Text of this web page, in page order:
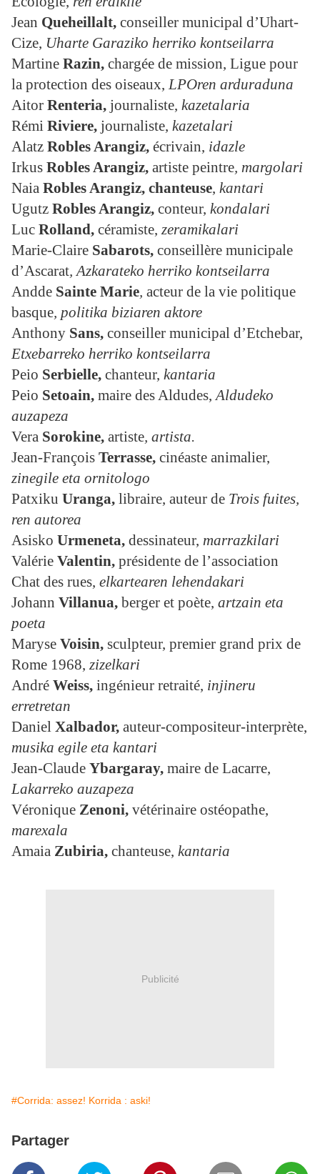
Jean Queheillalt, conseiller municipal d’Uhart-
Cize, Uharte Garaziko herriko kontseilarra
Martine Razin, chargée de mission, Ligue pour
la protection des oiseaux, LPOren arduraduna
Aitor Renteria, journaliste, kazetalaria
Rémi Riviere, journaliste, kazetalari
Alatz Robles Arangiz, écrivain, idazle
Irkus Robles Arangiz, artiste peintre, margolari
Naia Robles Arangiz, chanteuse, kantari
Ugutz Robles Arangiz, conteur, kondalari
Luc Rolland, céramiste, zeramikalari
Marie-Claire Sabarots, conseillère municipale
d’Ascarat, Azkarateko herriko kontseilarra
Andde Sainte Marie, acteur de la vie politique
basque, politika biziaren aktore
Anthony Sans, conseiller municipal d’Etchebar,
Etxebarreko herriko kontseilarra
Peio Serbielle, chanteur, kantaria
Peio Setoain, maire des Aldudes,Aldudeko
auzapeza
Vera Sorokine, artiste, artista.
Jean-François Terrasse, cinéaste animalier,
zinegile eta ornitologo
Patxiku Uranga, libraire, auteur de Trois fuites,
ren autorea
Asisko Urmeneta, dessinateur, marrazkilari
Valérie Valentin, présidente de l’association
Chat des rues, elkartearen lehendakari
Johann Villanua, berger et poète, artzain eta
poeta
Maryse Voisin, sculpteur, premier grand prix de
Rome 1968, zizelkari
André Weiss, ingénieur retraité, injineru
erretretan
Daniel Xalbador, auteur-compositeur-interprète,
musika egile eta kantari
Jean-Claude Ybargaray, maire de Lacarre,
Lakarreko auzapeza
Véronique Zenoni, vétérinaire ostéopathe,
marexala
Amaia Zubiria, chanteuse, kantaria
Publicité
#Corrida: assez! Korrida : aski!
Partager